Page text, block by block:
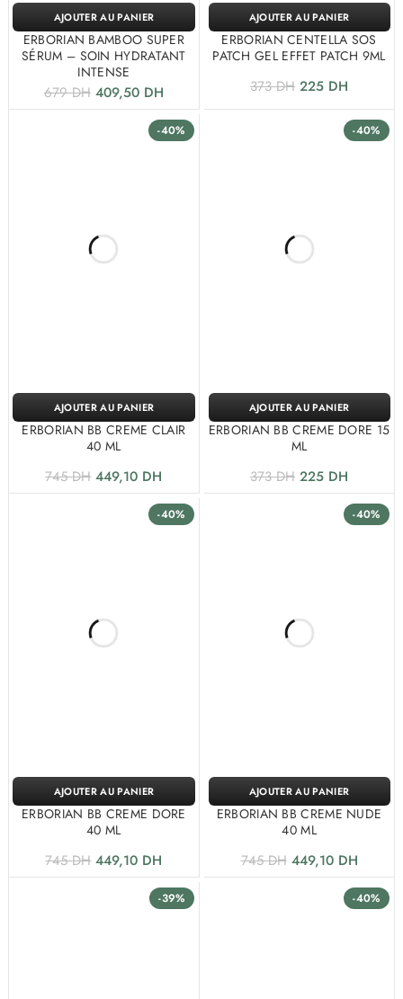
ERBORIAN BAMBOO SUPER
SÉRUM – SOIN HYDRATANT
INTENSE
679DH 409,50 DH
AJOUTER AU PANIER
ERBORIAN CENTELLA SOS
PATCH GEL EFFET PATCH 9ML
373DH 225 DH
AJOUTER AU PANIER
-40%
ERBORIAN BB CREME CLAIR
40 ML
745DH 449,10 DH
AJOUTER AU PANIER
-40%
ERBORIAN BB CREME DORE 15
ML
373DH 225 DH
AJOUTER AU PANIER
-40%
ERBORIAN BB CREME DORE
40 ML
745DH 449,10 DH
AJOUTER AU PANIER
-40%
ERBORIAN BB CREME NUDE
40 ML
745DH 449,10 DH
AJOUTER AU PANIER
-39% -40%